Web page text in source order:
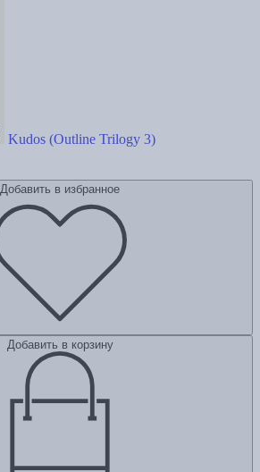
Kudos (Outline Trilogy 3)
Добавить в избранное
Добавить в корзину